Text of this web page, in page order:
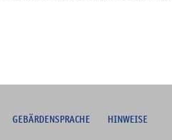
GEBÄRDENSPRACHE
HINWEISE